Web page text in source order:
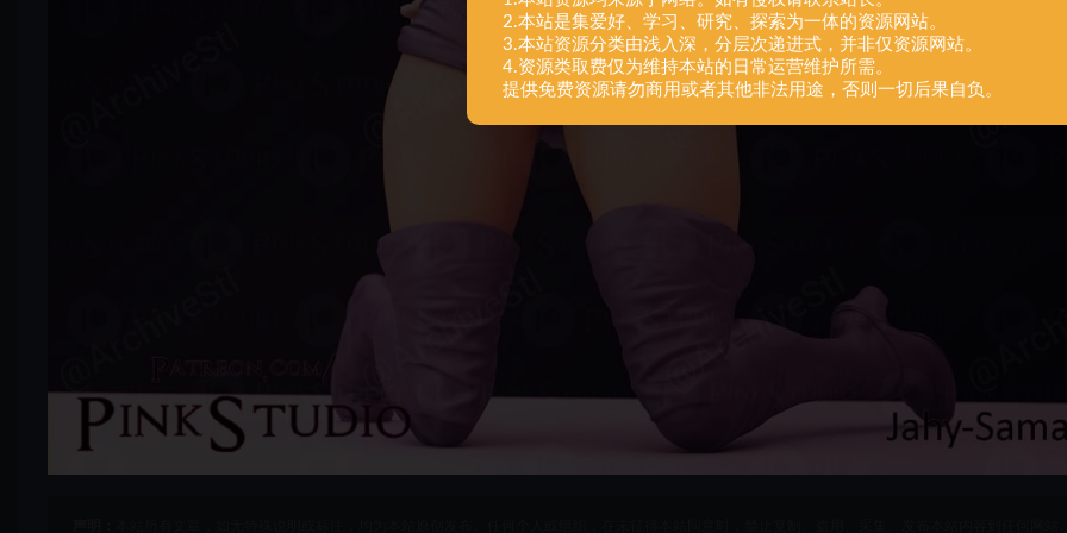
2.本站是集爱好、学习、研究、探索为一体的资源网站。
3.本站资源分类由浅入深，分层次递进式，并非仅资源网站。
4.资源类取费仅为维持本站的日常运营维护所需。
提供免费资源请勿商用或者其他非法用途，否则一切后果自负。